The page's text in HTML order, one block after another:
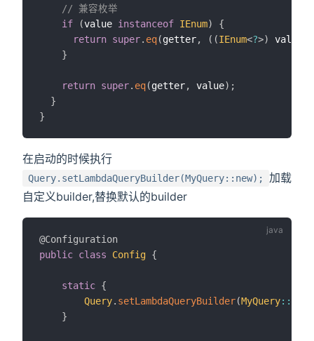
// 兼容枚举
if
(value instanceof IEnum)
{
return super. eq(getter, ( (IEnum<?>) value
}
return super. eq(getter, value) ;
}
}
在启动的时候执行
Query.setLambdaQueryBuilder(MyQuery::new);
加载
自定义builder,替换默认的builder
@Configuration
public class Config {
static {
Query. setLambdaQueryBuilder(MyQuery::
}